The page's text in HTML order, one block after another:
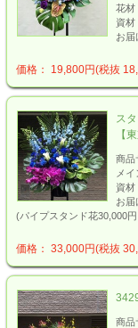
花
資
お届
価格： 19,800円(税抜
ス
【
商品
メ
資
お届
(パイプスタンド花30,000円
価格： 33,000円(税抜
商品